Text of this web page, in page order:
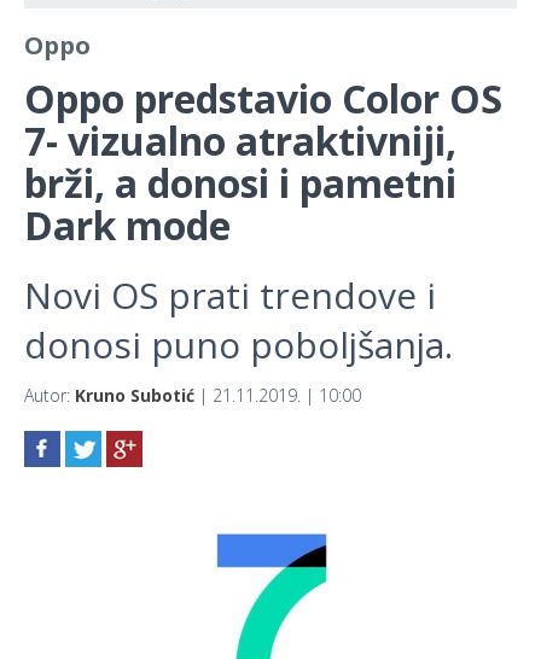
Oppo
Oppo predstavio Color OS
7- vizualno atraktivniji,
brži, a donosi i pametni
Dark mode
Novi OS prati trendove i
donosi puno poboljšanja.
Autor: Kruno Subotić | 21.11.2019. | 10:00